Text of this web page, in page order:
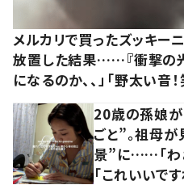
メルカリで買ったズッキー
放置した結果……『衝撃の
になるのか、、」「野太い音！
20歳の孫娘
ごと”。祖母
景”に……「わ
「これいいです